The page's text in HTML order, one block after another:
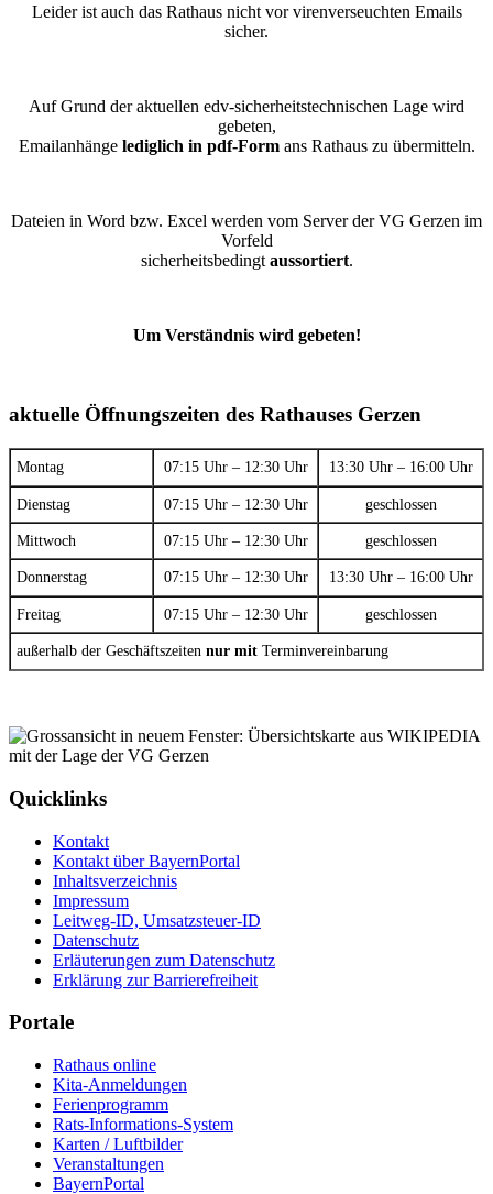
Leider ist auch das Rathaus nicht vor virenverseuchten Emails
sicher.
Auf Grund der aktuellen edv-sicherheitstechnischen Lage wird
gebeten,
Emailanhänge lediglich in pdf-Formans Rathaus zu übermitteln.
Dateien in Word bzw. Excel werden vom Server der VG Gerzen im
Vorfeld
sicherheitsbedingt aussortiert.
Um Verständnis wird gebeten!
aktuelle Öffnungszeiten des Rathauses Gerzen
Montag 07:15 Uhr – 12:30 Uhr 13:30 Uhr – 16:00 Uhr
Dienstag 07:15 Uhr – 12:30 Uhr geschlossen
Mittwoch 07:15 Uhr – 12:30 Uhr geschlossen
Donnerstag 07:15 Uhr – 12:30 Uhr 13:30 Uhr – 16:00 Uhr
Freitag 07:15 Uhr – 12:30 Uhr geschlossen
außerhalb der Geschäftszeiten nur mit Terminvereinbarung
Quicklinks
Kontakt
Kontakt über BayernPortal
Inhaltsverzeichnis
Impressum
Leitweg-ID, Umsatzsteuer-ID
Datenschutz
Erläuterungen zum Datenschutz
Erklärung zur Barrierefreiheit
Portale
Rathaus online
Kita-Anmeldungen
Ferienprogramm
Rats-Informations-System
Karten / Luftbilder
Veranstaltungen
BayernPortal